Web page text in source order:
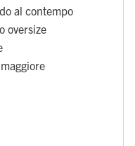
al contempo
oversize